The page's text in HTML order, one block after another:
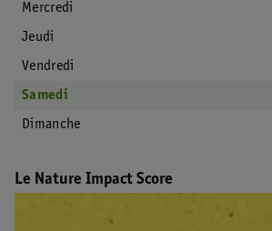
Mercredi
Jeudi
Vendredi
Samedi
Dimanche
Le Nature Impact Score